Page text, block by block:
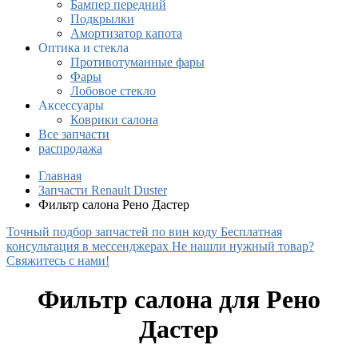
Бампер передний
Подкрылки
Амортизатор капота
Оптика и стекла
Противотуманные фары
Фары
Лобовое стекло
Аксессуары
Коврики салона
Все запчасти
распродажа
Главная
Запчасти Renault Duster
Фильтр салона Рено Дастер
Точный подбор запчастей по вин коду Бесплатная
консультация в мессенджерах Не нашли нужный товар?
Свяжитесь с нами!
Фильтр салона для Рено
Дастер